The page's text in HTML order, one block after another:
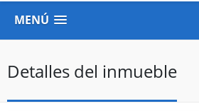
MENÚ
Detalles del inmueble